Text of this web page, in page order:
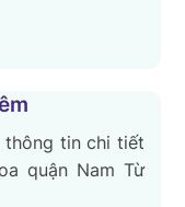
thông tin chi tiết
quận Nam Từ